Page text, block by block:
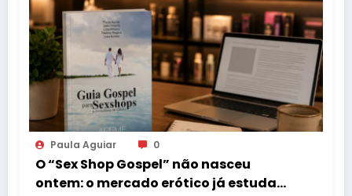
Paula Aguiar 0
O “Sex Shop Gospel” não nasceu
ontem: o mercado erótico já estuda